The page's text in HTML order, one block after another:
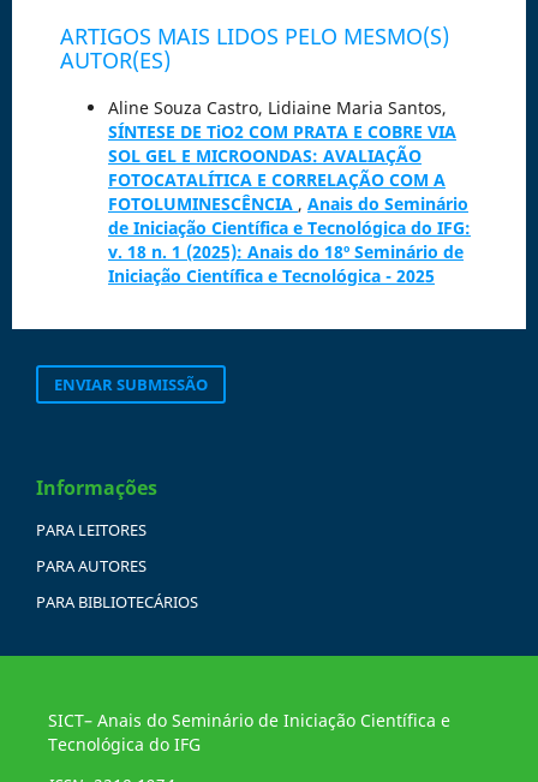
ARTIGOS MAIS LIDOS PELO MESMO(S)
AUTOR(ES)
Aline Souza Castro, Lidiaine Maria Santos,
SÍNTESE DE TiO2 COM PRATA E COBRE VIA
SOL GEL E MICROONDAS: AVALIAÇÃO
FOTOCATALÍTICA E CORRELAÇÃO COM A
FOTOLUMINESCÊNCIA , Anais do Seminário
de Iniciação Científica e Tecnológica do IFG:
v. 18 n. 1 (2025): Anais do 18º Seminário de
Iniciação Científica e Tecnológica - 2025
ENVIAR SUBMISSÃO
Informações
PARA LEITORES
PARA AUTORES
PARA BIBLIOTECÁRIOS
SICT– Anais do Seminário de Iniciação Científica e
Tecnológica do IFG